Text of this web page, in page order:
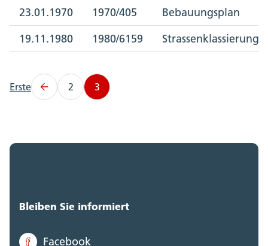
23.01.1970 1970/405
Bebauungsplan
19.11.1980
1980/6159
Erste 2 3
Bleiben Sie informiert
Facebook